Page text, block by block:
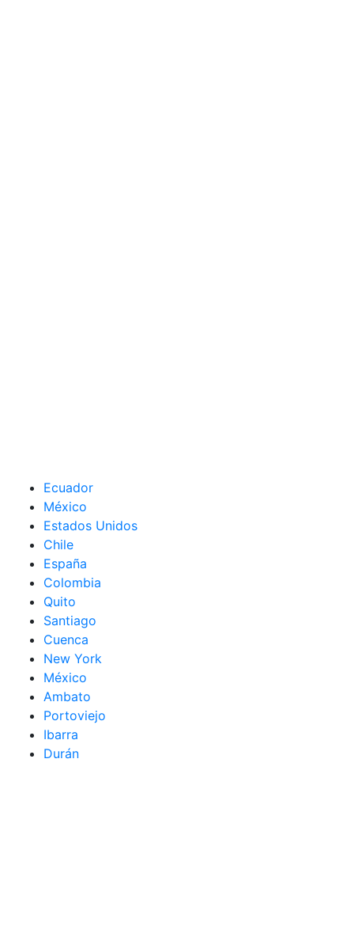
Ecuador
México
Estados Unidos
Chile
España
Colombia
Quito
Santiago
Cuenca
New York
México
Ambato
Portoviejo
Ibarra
Durán